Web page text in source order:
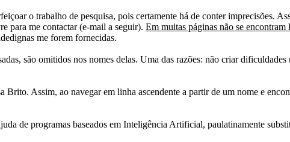
o trabalho de pesquisa, pois certamente há de conter imprecisões.
para me contactar (e-mail a seguir). Em muitas páginas não se encontram
me forem fornecidas.
são omitidos nos nomes delas. Uma das razões: não criar
Brito. Assim, ao navegar em linha ascendente a partir de um nome e
de programas baseados em Inteligência Artificial, paulatinamente